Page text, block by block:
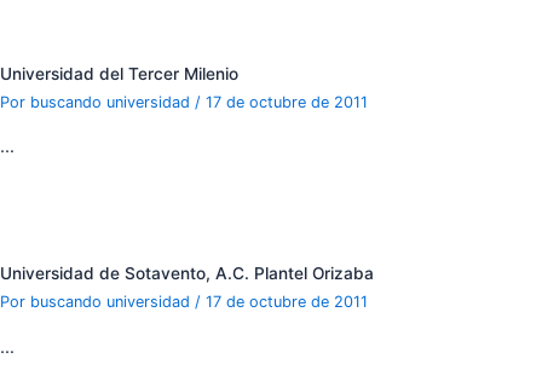
Universidad del Tercer Milenio
Por buscando universidad / 17 de octubre de 2011
…
Universidad de Sotavento, A.C. Plantel Orizaba
Por buscando universidad / 17 de octubre de 2011
…